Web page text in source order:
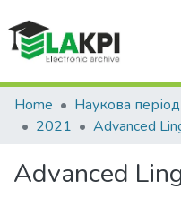
Communities & Collections
All of DSpace
Home Наукова
2021
Advanced
Advanced